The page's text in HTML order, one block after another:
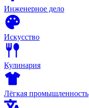
Инженерное дело
Искусство
Кулинария
Лёгкая промышленность